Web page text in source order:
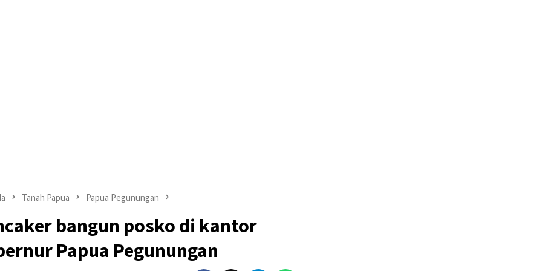
Tanah Papua Papua Pegunungan
bangun posko di kantor
Papua Pegunungan